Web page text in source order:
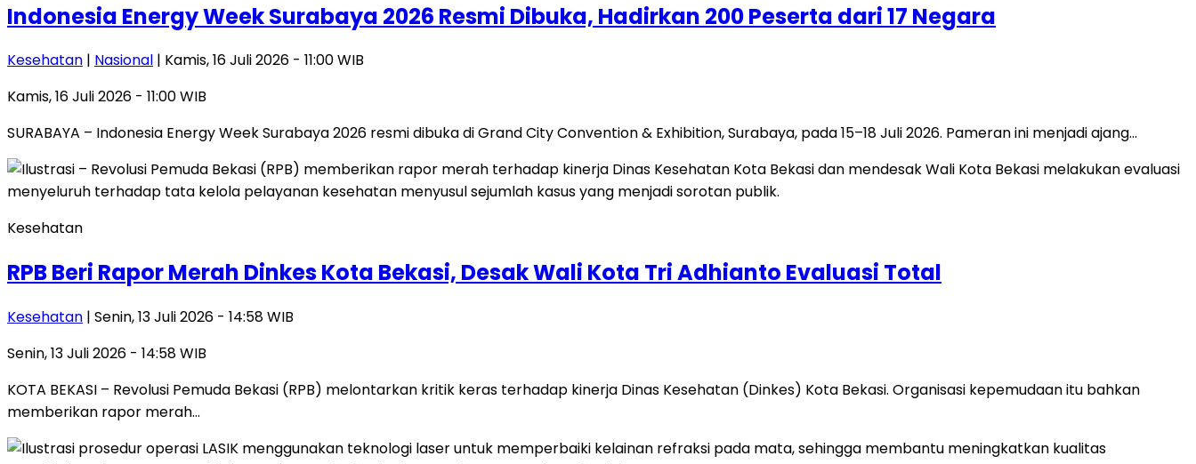
Indonesia Energy Week Surabaya 2026 Resmi Dibuka, Hadirkan 200 Peserta dari 17 Negara
Kesehatan | Nasional | Kamis, 16 Juli 2026 - 11:00 WIB
Kamis, 16 Juli 2026 - 11:00 WIB
SURABAYA – Indonesia Energy Week Surabaya 2026 resmi dibuka di Grand City Convention & Exhibition, Surabaya, pada 15–18 Juli 2026. Pameran ini menjadi ajang…
Kesehatan
RPB Beri Rapor Merah Dinkes Kota Bekasi, Desak Wali Kota Tri Adhianto Evaluasi Total
Kesehatan | Senin, 13 Juli 2026 - 14:58 WIB
Senin, 13 Juli 2026 - 14:58 WIB
KOTA BEKASI – Revolusi Pemuda Bekasi (RPB) melontarkan kritik keras terhadap kinerja Dinas Kesehatan (Dinkes) Kota Bekasi. Organisasi kepemudaan itu bahkan
memberikan rapor merah…